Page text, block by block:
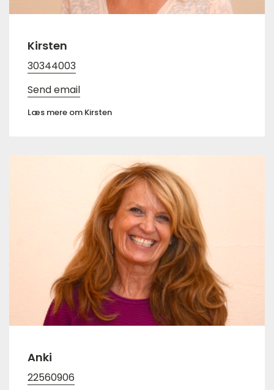
Kirsten
30344003
Send email
Læs mere om Kirsten
Anki
22560906